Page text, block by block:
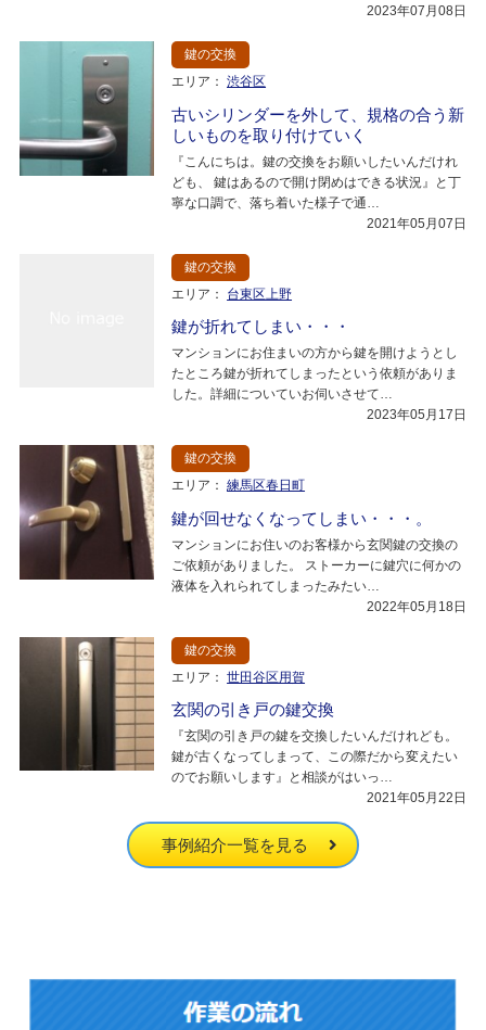
2023年07月08日
鍵の交換
エリア： 渋谷区
古いシリンダーを外して、規格の合う新
しいものを取り付けていく
『こんにちは。鍵の交換をお願いしたいんだけれ
ども、 鍵はあるので開け閉めはできる状況』と丁
寧な口調で、落ち着いた様子で通…
2021年05月07日
鍵の交換
エリア：
台東区上野
鍵が折れてしまい・・・
マンションにお住まいの方から鍵を開けようとし
たところ鍵が折れてしまったという依頼がありま
した。詳細についていお伺いさせて…
2023年05月17日
鍵の交換
エリア： 練馬区春日町
鍵が回せなくなってしまい・・・。
マンションにお住いのお客様から玄関鍵の交換の
ご依頼がありました。 ストーカーに鍵穴に何かの
液体を入れられてしまったみたい…
2022年05月18日
鍵の交換
エリア： 世田谷区用賀
玄関の引き戸の鍵交換
『玄関の引き戸の鍵を交換したいんだけれども。
鍵が古くなってしまって、この際だから変えたい
のでお願いします』と相談がはいっ…
2021年05月22日
事例紹介一覧を見る